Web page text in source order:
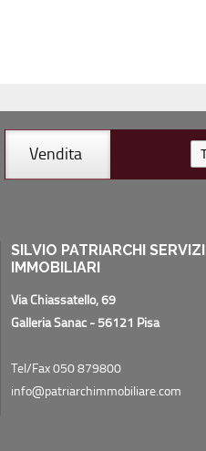
Vendita
SILVIO PATRIARCHI SERVIZI
IMMOBILIARI
Via Chiassatello, 69
Galleria Sanac - 56121 Pisa
Tel/Fax 050 879800
info@patriarchimmobiliare.com